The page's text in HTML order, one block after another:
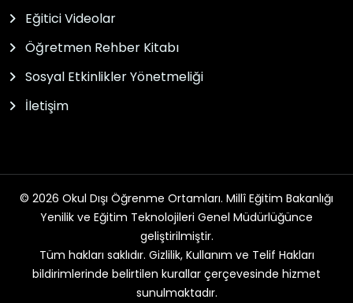
Eğitici Videolar
Öğretmen Rehber Kitabı
Sosyal Etkinlikler Yönetmeliği
İletişim
© 2026 Okul Dışı Öğrenme Ortamları. Millî Eğitim Bakanlığı
Yenilik ve Eğitim Teknolojileri Genel Müdürlüğünce
geliştirilmiştir.
Tüm hakları saklıdır. Gizlilik, Kullanım ve Telif Hakları
bildirimlerinde belirtilen kurallar çerçevesinde hizmet
sunulmaktadır.